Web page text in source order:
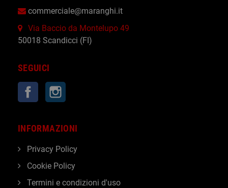
commerciale@maranghi.it
Via Baccio da Montelupo 49
50018 Scandicci (FI)
SEGUICI
Facebook
INFORMAZIONI
Privacy Policy
Cookie Policy
Termini e condizioni d'uso